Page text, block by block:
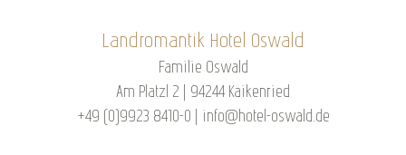
Landromantik Hotel Oswald
Familie Oswald
Am Platzl 2 | 94244 Kaikenried
+49 (0)9923 8410-0
info@hotel-oswald.de